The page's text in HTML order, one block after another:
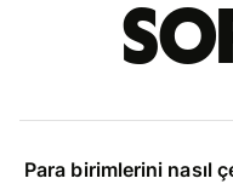
Para birimlerini nasıl